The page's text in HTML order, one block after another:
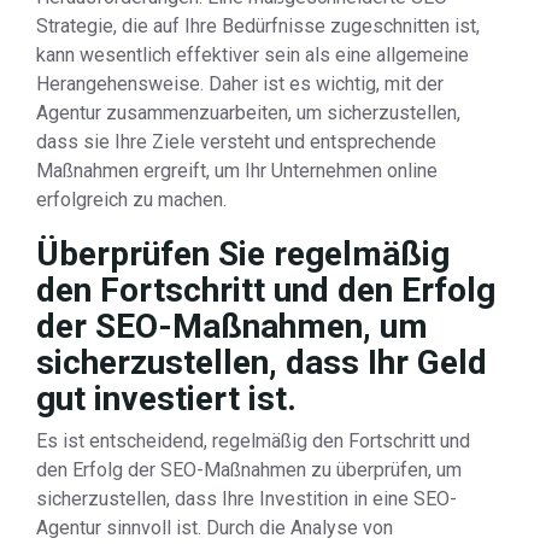
Strategie, die auf Ihre Bedürfnisse zugeschnitten ist,
kann wesentlich effektiver sein als eine allgemeine
Herangehensweise. Daher ist es wichtig, mit der
Agentur zusammenzuarbeiten, um sicherzustellen,
dass sie Ihre Ziele versteht und entsprechende
Maßnahmen ergreift, um Ihr Unternehmen online
erfolgreich zu machen.
Überprüfen Sie regelmäßig
den Fortschritt und den Erfolg
der SEO-Maßnahmen, um
sicherzustellen, dass Ihr Geld
gut investiert ist.
Es ist entscheidend, regelmäßig den Fortschritt und
den Erfolg der SEO-Maßnahmen zu überprüfen, um
sicherzustellen, dass Ihre Investition in eine SEO-
Agentur sinnvoll ist. Durch die Analyse von